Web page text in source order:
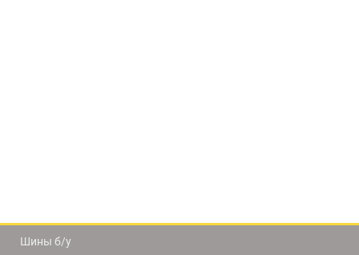
Шины б/у